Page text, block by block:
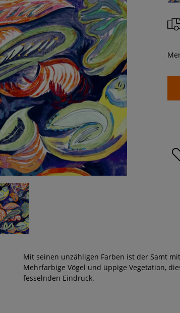
Mit seinen unzähligen Farben ist der Samt
Mehrfarbige Vögel und üppige Vegetation,
fesselnden Eindruck.